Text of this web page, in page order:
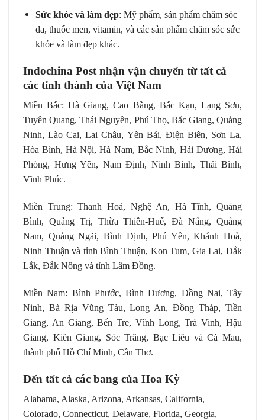
Sức khỏe và làm đẹp: Mỹ phẩm, sản phẩm chăm sóc
da, thuốc men, vitamin, và các sản phẩm chăm sóc sức
khỏe và làm đẹp khác.
Indochina Post nhận vận chuyển từ tất cả
các tỉnh thành của Việt Nam
Miền Bắc: Hà Giang, Cao Bằng, Bắc Kạn, Lạng Sơn,
Tuyên Quang, Thái Nguyên, Phú Thọ, Bắc Giang, Quảng
Ninh, Lào Cai, Lai Châu, Yên Bái, Điện Biên, Sơn La,
Hòa Bình, Hà Nội, Hà Nam, Bắc Ninh, Hải Dương, Hải
Phòng, Hưng Yên, Nam Định, Ninh Bình, Thái Bình,
Vĩnh Phúc.
Miền Trung: Thanh Hoá, Nghệ An, Hà Tĩnh, Quảng
Bình, Quảng Trị, Thừa Thiên-Huế, Đà Nẵng, Quảng
Nam, Quảng Ngãi, Bình Định, Phú Yên, Khánh Hoà,
Ninh Thuận và tỉnh Bình Thuận, Kon Tum, Gia Lai, Đắk
Lắk, Đắk Nông và tỉnh Lâm Đồng.
Miền Nam: Bình Phước, Bình Dương, Đồng Nai, Tây
Ninh, Bà Rịa Vũng Tàu, Long An, Đồng Tháp, Tiền
Giang, An Giang, Bến Tre, Vĩnh Long, Trà Vinh, Hậu
Giang, Kiên Giang, Sóc Trăng, Bạc Liêu và Cà Mau,
thành phố Hồ Chí Minh, Cần Thơ.
Đến tất cả các bang của Hoa Kỳ
Alabama, Alaska, Arizona, Arkansas, California,
Colorado, Connecticut, Delaware, Florida, Georgia,